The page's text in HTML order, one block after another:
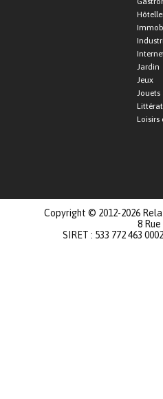
Jardin
Jeux
Jouets
Loisirs
Copyright © 2012-2026
8
SIRET : 533 772 463